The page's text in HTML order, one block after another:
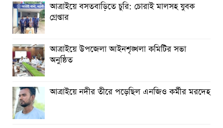
আত্রাইয়ে বসতবাড়িতে চুরি: চোরাই মালসহ যুবক
গ্রেপ্তার
আত্রাইয়ে উপজেলা আইনশৃঙ্খলা কমিটির সভা
অনুষ্ঠিত
আত্রাইয়ে নদীর তীরে পড়েছিল এনজিও কর্মীর মরদেহ